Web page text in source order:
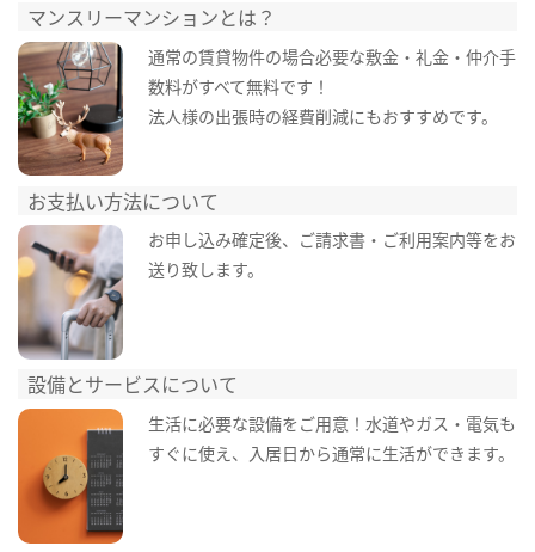
マンスリーマンションとは？
通常の賃貸物件の場合必要な敷金・礼金・仲介手
数料がすべて無料です！
法人様の出張時の経費削減にもおすすめです。
お支払い方法について
お申し込み確定後、ご請求書・ご利用案内等をお
送り致します。
設備とサービスについて
生活に必要な設備をご用意！水道やガス・電気も
すぐに使え、入居日から通常に生活ができます。